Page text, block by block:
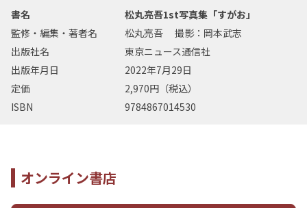
書名
松丸亮吾1st写真集「すがお」
監修・編集・著者名
松丸亮吾 撮影：岡本武志
出版社名
東京ニュース通信社
出版年月日
2022年7月29日
定価
2,970円（税込）
ISBN
9784867014530
オンライン書店